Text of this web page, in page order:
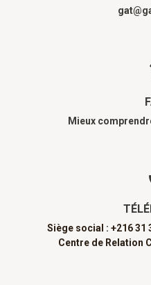
Mieux
Siège social : +216 31
Centre de Relation